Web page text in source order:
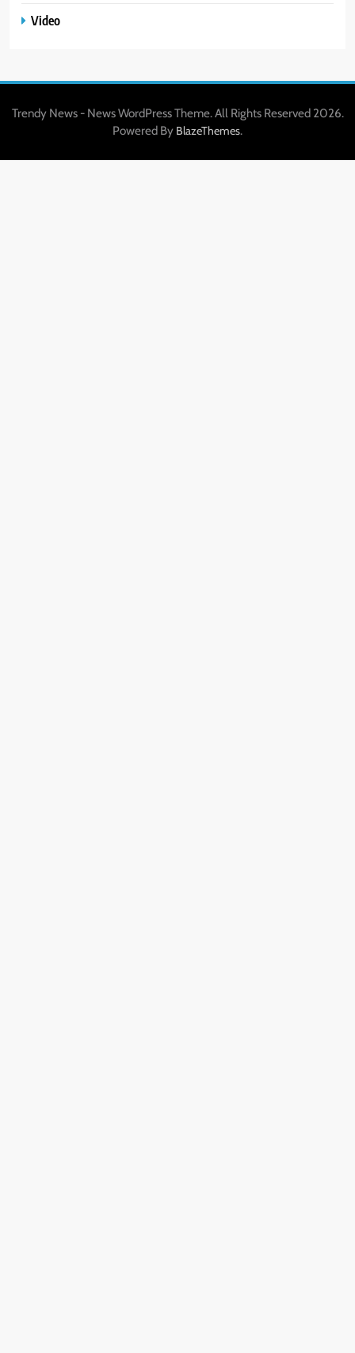
Video
Trendy News - News WordPress Theme. All Rights Reserved 2026.
Powered By BlazeThemes.